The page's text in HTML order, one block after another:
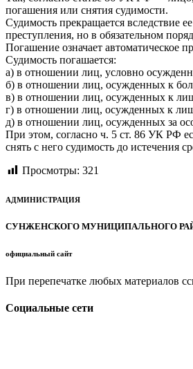
погашения или снятия судимости.
Судимость прекращается вследствие
преступления, но в обязательном
Погашение означает автоматическое
Судимость погашается:
а) в отношении лиц, условно
б) в отношении лиц, осужденных к
в) в отношении лиц, осужденных к
г) в отношении лиц, осужденных к
д) в отношении лиц, осужденных за
При этом, согласно ч. 5 ст. 86 УК РФ
снять с него судимость до истечения
Просмотры: 321
АДМИНИСТРАЦИЯ
СУНЖЕНСКОГО МУНИЦИПАЛЬНОГО
официальный сайт
При перепечатке любых материалов
Социальные сети